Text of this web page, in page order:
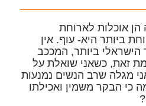
אוכלות לארוחת
ביותר היא- עוף. אין
ביותר, המככב
זאת, כשאני שואלת על
מגלה שרב הנשים נמנעות
כי הבקר משמין ואכילתו